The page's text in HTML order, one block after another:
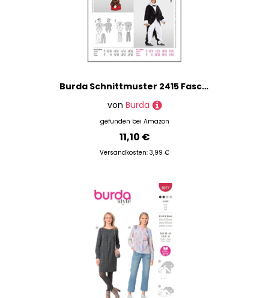
Burda Schnittmuster 2415 Fasching Gr. 36-50
von Burda
gefunden bei Amazon
11,10 €
Versandkosten: 3,99 €